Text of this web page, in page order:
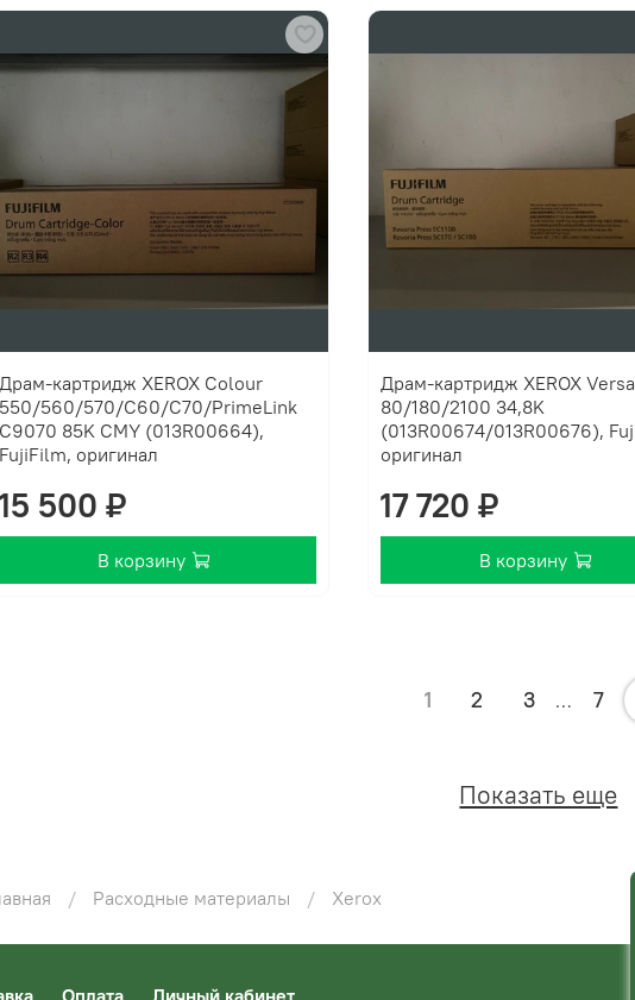
Драм-картридж XEROX Colour
550/560/570/С60/С70/PrimeLink
C9070 85K СMY (013R00664),
FujiFilm, оригинал
15 500 ₽
В корзину
Драм-картридж XEROX
80/180/2100 34,8K
(013R00674/013R00676),
оригинал
17 720 ₽
В корзину
1 2 3 … 7
Показать еще
Расходные материалы Xerox